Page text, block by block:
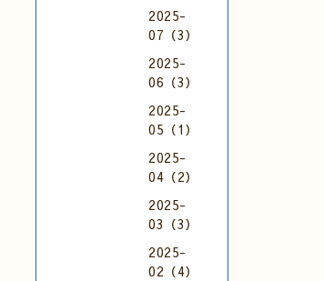
2025-
07（3）
2025-
06（3）
2025-
05（1）
2025-
04（2）
2025-
03（3）
2025-
02（4）